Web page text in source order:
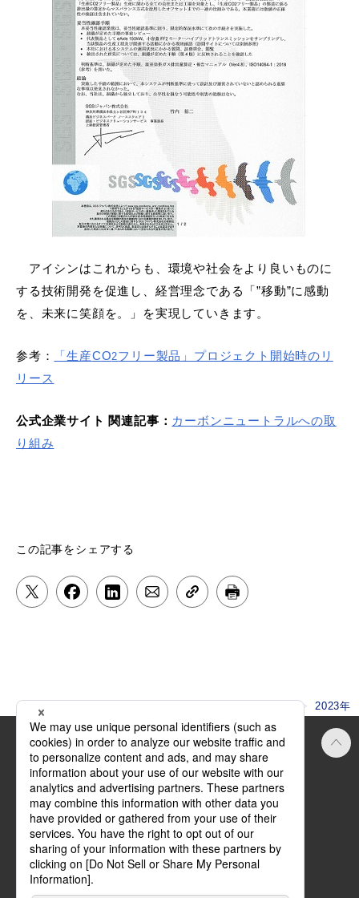
アイシンはこれからも、環境や社会をより良いものに
する技術開発を促進し、経営理念である「”移動”に感動
を、未来に笑顔を。」を実現していきます。
参考： 「生産CO2フリー製品」プロジェクト開始時のリ
リース
公式企業サイト 関連記事： カーボンニュートラルへの取
り組み
この記事をシェアする
2023年
Official SNS
ご利用にあたって
方針・規約